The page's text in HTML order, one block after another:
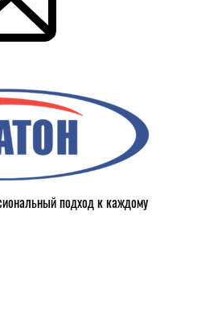
подход к каждому